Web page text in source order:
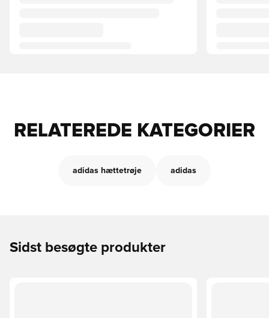
RELATEREDE KATEGORIER
adidas hættetrøje adidas
Sidst besøgte produkter